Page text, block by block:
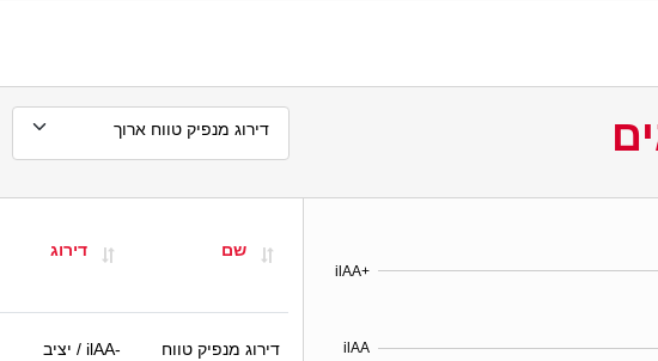
דירוג מנפיק טווח ארוך
ilAA
ilAA+
שם דירוג
דירוג מנפיק טווח
ilAA- / יציב